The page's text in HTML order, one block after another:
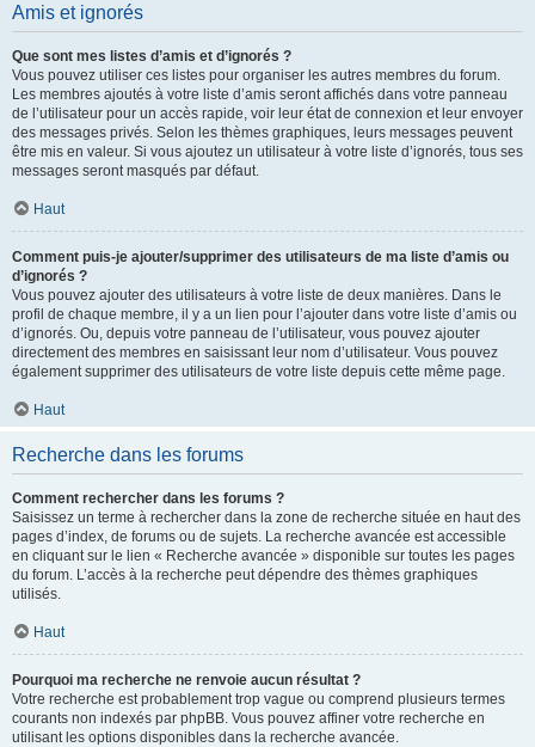
Amis et ignorés
Que sont mes listes d’amis et d’ignorés ?
Vous pouvez utiliser ces listes pour organiser les autres membres du forum.
Les membres ajoutés à votre liste d’amis seront affichés dans votre panneau
de l’utilisateur pour un accès rapide, voir leur état de connexion et leur envoyer
des messages privés. Selon les thèmes graphiques, leurs messages peuvent
être mis en valeur. Si vous ajoutez un utilisateur à votre liste d’ignorés, tous ses
messages seront masqués par défaut.
Haut
Comment puis-je ajouter/supprimer des utilisateurs de ma liste d’amis ou
d’ignorés ?
Vous pouvez ajouter des utilisateurs à votre liste de deux manières. Dans le
profil de chaque membre, il y a un lien pour l’ajouter dans votre liste d’amis ou
d’ignorés. Ou, depuis votre panneau de l’utilisateur, vous pouvez ajouter
directement des membres en saisissant leur nom d’utilisateur. Vous pouvez
également supprimer des utilisateurs de votre liste depuis cette même page.
Haut
Recherche dans les forums
Comment rechercher dans les forums ?
Saisissez un terme à rechercher dans la zone de recherche située en haut des
pages d’index, de forums ou de sujets. La recherche avancée est accessible
en cliquant sur le lien « Recherche avancée » disponible sur toutes les pages
du forum. L’accès à la recherche peut dépendre des thèmes graphiques
utilisés.
Haut
Pourquoi ma recherche ne renvoie aucun résultat ?
Votre recherche est probablement trop vague ou comprend plusieurs termes
courants non indexés par phpBB. Vous pouvez affiner votre recherche en
utilisant les options disponibles dans la recherche avancée.